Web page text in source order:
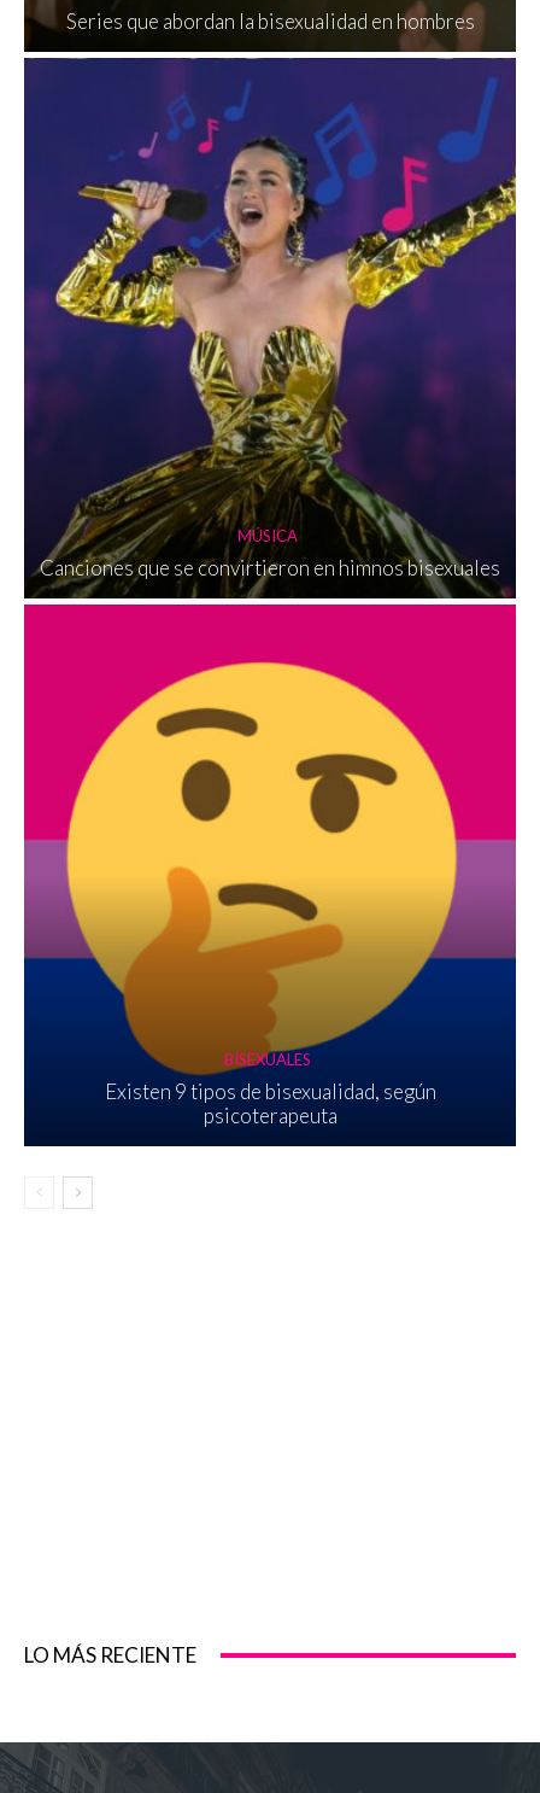
Series que abordan la bisexualidad en hombres
MÚSICA
Canciones que se convirtieron en himnos bisexuales
BISEXUALES
Existen 9 tipos de bisexualidad, según
psicoterapeuta
LO MÁS RECIENTE